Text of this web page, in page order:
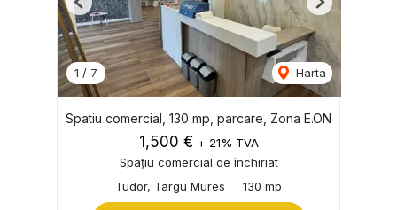
1 / 7 Harta
Previous Next
Spatiu comercial, 130 mp, parcare, Zona E.ON
1,500 € + 21% TVA
Spațiu comercial de închiriat
Tudor, Targu Mures
130 mp